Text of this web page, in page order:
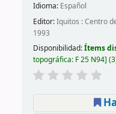
Idioma: Español
Editor:Iquitos : Centro
1993
Disponibilidad:Ítems
topográfica: F 25 N94